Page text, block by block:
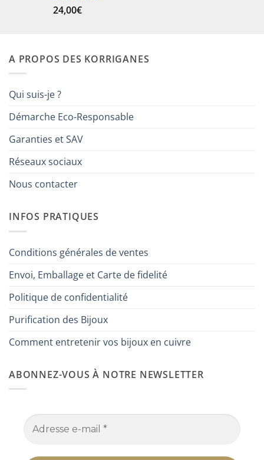
Note5.00
24,00€
A PROPOS DES KORRIGANES
Qui suis-je ?
Démarche Eco-Responsable
Garanties et SAV
Réseaux sociaux
Nous contacter
INFOS PRATIQUES
Conditions générales de ventes
Envoi, Emballage et Carte de fidelité
Politique de confidentialité
Purification des Bijoux
Comment entretenir vos bijoux en cuivre
ABONNEZ-VOUS À NOTRE NEWSLETTER